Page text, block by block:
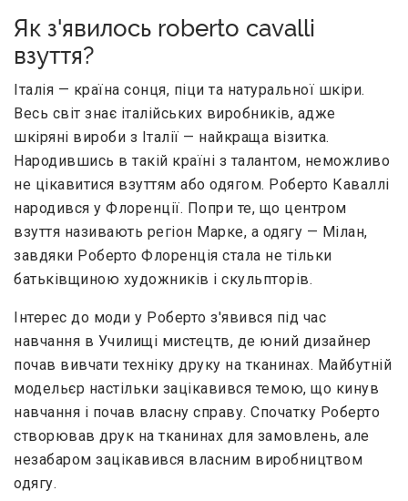
Як з'явилось roberto cavalli
взуття?
Італія — країна сонця, піци та натуральної шкіри.
Весь світ знає італійських виробників, адже
шкіряні вироби з Італії — найкраща візитка.
Народившись в такій країні з талантом, неможливо
не цікавитися взуттям або одягом. Роберто Каваллі
народився у Флоренції. Попри те, що центром
взуття називають регіон Марке, а одягу — Мілан,
завдяки Роберто Флоренція стала не тільки
батьківщиною художників і скульпторів.
Інтерес до моди у Роберто з'явився під час
навчання в Училищі мистецтв, де юний дизайнер
почав вивчати техніку друку на тканинах. Майбутній
модельєр настільки зацікавився темою, що кинув
навчання і почав власну справу. Спочатку Роберто
створював друк на тканинах для замовлень, але
незабаром зацікавився власним виробництвом
одягу.